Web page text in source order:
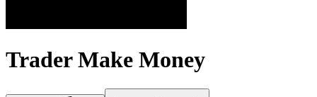
Trader Make Money